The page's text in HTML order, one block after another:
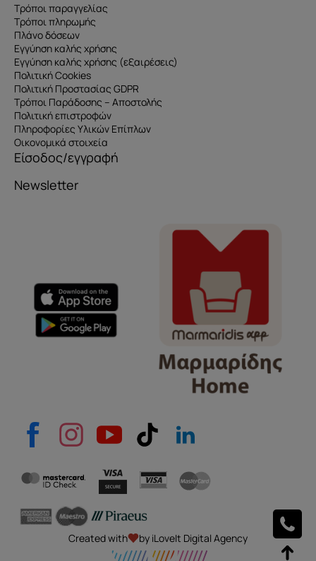
e-mail
Το μήνυμά σας
Τρόποι παραγγελίας
Τρόποι πληρωμής
Πλάνο δόσεων
Εγγύηση καλής χρήσης
Εγγύηση καλής χρήσης (εξαιρέσεις)
Πολιτική Cookies
Πολιτική Προστασίας GDPR
Τρόποι Παράδοσης – Αποστολής
Πολιτική επιστροφών
Πληροφορίες Υλικών Επίπλων
Οικονομικά στοιχεία
Είσοδος/εγγραφή
Newsletter
Created with by iLoveIt Digital Agency